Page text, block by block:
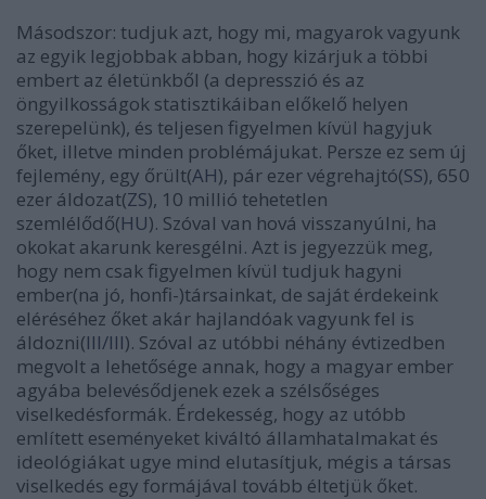
Másodszor: tudjuk azt, hogy mi, magyarok vagyunk
az egyik legjobbak abban, hogy kizárjuk a többi
embert az életünkből (a depresszió és az
öngyilkosságok statisztikáiban előkelő helyen
szerepelünk), és teljesen figyelmen kívül hagyjuk
őket, illetve minden problémájukat. Persze ez sem új
fejlemény, egy őrült(AH), pár ezer végrehajtó(SS), 650
ezer áldozat(ZS), 10 millió tehetetlen
szemlélődő(HU). Szóval van hová visszanyúlni, ha
okokat akarunk keresgélni. Azt is jegyezzük meg,
hogy nem csak figyelmen kívül tudjuk hagyni
ember(na jó, honfi-)társainkat, de saját érdekeink
eléréséhez őket akár hajlandóak vagyunk fel is
áldozni(III/III). Szóval az utóbbi néhány évtizedben
megvolt a lehetősége annak, hogy a magyar ember
agyába belevésődjenek ezek a szélsőséges
viselkedésformák. Érdekesség, hogy az utóbb
említett eseményeket kiváltó államhatalmakat és
ideológiákat ugye mind elutasítjuk, mégis a társas
viselkedés egy formájával tovább éltetjük őket.